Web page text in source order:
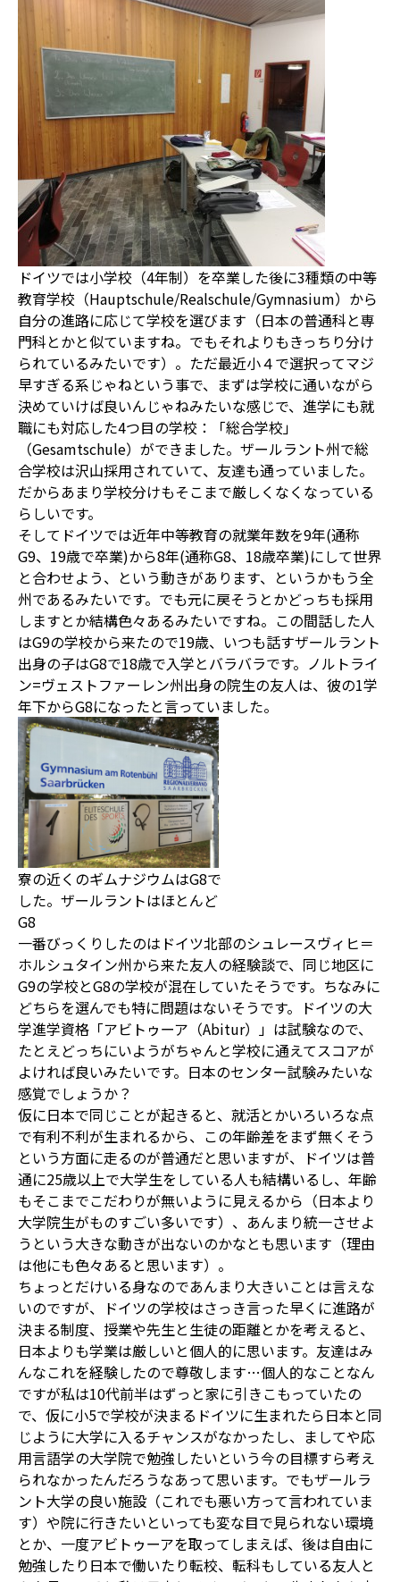
ドイツでは小学校（4年制）を卒業した後に3種類の中等
教育学校（Hauptschule/Realschule/Gymnasium）から
自分の進路に応じて学校を選びます（日本の普通科と専
門科とかと似ていますね。でもそれよりもきっちり分け
られているみたいです）。ただ最近小４で選択ってマジ
早すぎる系じゃねという事で、まずは学校に通いながら
決めていけば良いんじゃねみたいな感じで、進学にも就
職にも対応した4つ目の学校：「総合学校」
（Gesamtschule）ができました。ザールラント州で総
合学校は沢山採用されていて、友達も通っていました。
だからあまり学校分けもそこまで厳しくなくなっている
らしいです。
そしてドイツでは近年中等教育の就業年数を9年(通称
G9、19歳で卒業)から8年(通称G8、18歳卒業)にして世界
と合わせよう、という動きがあります、というかもう全
州であるみたいです。でも元に戻そうとかどっちも採用
しますとか結構色々あるみたいですね。この間話した人
はG9の学校から来たので19歳、いつも話すザールラント
出身の子はG8で18歳で入学とバラバラです。ノルトライ
ン=ヴェストファーレン州出身の院生の友人は、彼の1学
年下からG8になったと言っていました。
寮の近くのギムナジウムはG8で
した。ザールラントはほとんど
G8
一番びっくりしたのはドイツ北部のシュレースヴィヒ＝
ホルシュタイン州から来た友人の経験談で、同じ地区に
G9の学校とG8の学校が混在していたそうです。ちなみに
どちらを選んでも特に問題はないそうです。ドイツの大
学進学資格「アビトゥーア（Abitur）」は試験なので、
たとえどっちにいようがちゃんと学校に通えてスコアが
よければ良いみたいです。日本のセンター試験みたいな
感覚でしょうか？
仮に日本で同じことが起きると、就活とかいろいろな点
で有利不利が生まれるから、この年齢差をまず無くそう
という方面に走るのが普通だと思いますが、ドイツは普
通に25歳以上で大学生をしている人も結構いるし、年齢
もそこまでこだわりが無いように見えるから（日本より
大学院生がものすごい多いです）、あんまり統一させよ
うという大きな動きが出ないのかなとも思います（理由
は他にも色々あると思います）。
ちょっとだけいる身なのであんまり大きいことは言えな
いのですが、ドイツの学校はさっき言った早くに進路が
決まる制度、授業や先生と生徒の距離とかを考えると、
日本よりも学業は厳しいと個人的に思います。友達はみ
んなこれを経験したので尊敬します…個人的なことなん
ですが私は10代前半はずっと家に引きこもっていたの
で、仮に小5で学校が決まるドイツに生まれたら日本と同
じように大学に入るチャンスがなかったし、ましてや応
用言語学の大学院で勉強したいという今の目標すら考え
られなかったんだろうなあって思います。でもザールラ
ント大学の良い施設（これでも悪い方って言われていま
す）や院に行きたいといっても変な目で見られない環境
とか、一度アビトゥーアを取ってしまえば、後は自由に
勉強したり日本で働いたり転校、転科もしている友人と